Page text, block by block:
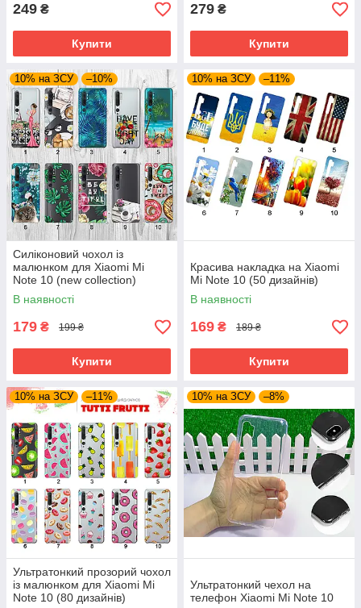
249 ₴
Купити
279 ₴
Купити
10% на ЗСУ –10%
Силіконовий чохол із
малюнком для Xiaomi Mi
Note 10 (new collection)
В наявності
179 ₴ 199 ₴
Купити
10% на ЗСУ –11%
Красива накладка на Xiaomi
Mi Note 10 (50 дизайнів)
В наявності
169 ₴ 189 ₴
Купити
10% на ЗСУ –11%
Ультратонкий прозорий чохол
із малюнком для Xiaomi Mi
Note 10 (80 дизайнів)
10% на ЗСУ –8%
Ультратонкий чехол на
телефон Xiaomi Mi Note 10